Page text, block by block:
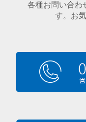
各種お問い合わ
す。お